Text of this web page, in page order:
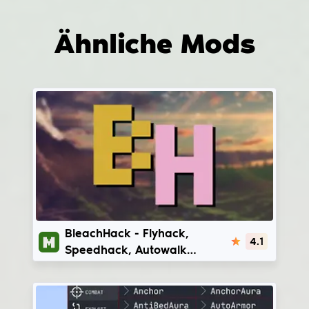
Ähnliche Mods
BleachHack
BleachHack - Flyhack,
Speedhack, Autowalk
1.20.4
4.1